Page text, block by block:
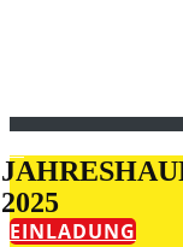
2025
EINLADUNG